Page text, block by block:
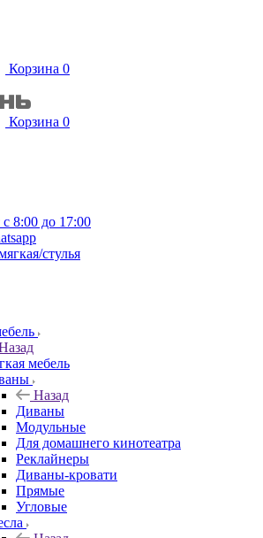
Корзина 0
Корзина 0
8:00 до 17:00
стулья
мебель
Назад
Диваны
Модульные
Для домашнего кинотеатра
Реклайнеры
Диваны-кровати
Прямые
Угловые